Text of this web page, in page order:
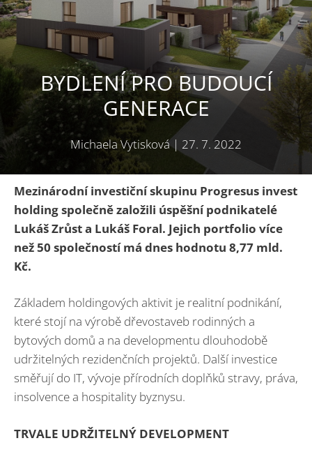
BYDLENÍ PRO BUDOUCÍ
GENERACE
Michaela Vytisková| 27. 7. 2022
Mezinárodní investiční skupinu Progresus invest
holding společně založili úspěšní podnikatelé
Lukáš Zrůsta Lukáš Foral. Jejich portfolio více
než 50 společností má dnes hodnotu 8,77 mld.
Kč.
Základem holdingových aktivit je realitní podnikání,
které stojí na výrobě dřevostaveb rodinných a
bytových domů a na developmentu dlouhodobě
udržitelných rezidenčních projektů. Další investice
směřují do IT, vývoje přírodních doplňků stravy, práva,
insolvence a hospitality byznysu.
TRVALE UDRŽITELNÝ DEVELOPMENT